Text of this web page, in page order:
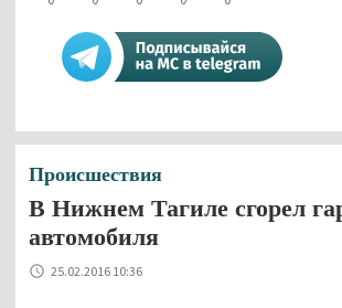
Происшествия
В Нижнем Тагиле сгорел
автомобиля
25.02.2016 10:36